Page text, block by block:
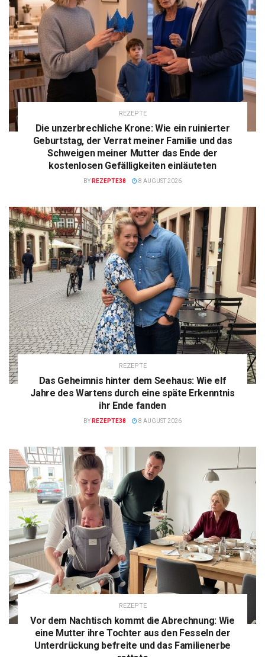
REZEPTE
Die unzerbrechliche Krone: Wie ein ruinierter
Geburtstag, der Verrat meiner Familie und das
Schweigen meiner Mutter das Ende der
kostenlosen Gefälligkeiten einläuteten
BY REZEPTE38 8 AUGUST 2026
REZEPTE
Das Geheimnis hinter dem Seehaus: Wie elf
Jahre des Wartens durch eine späte Erkenntnis
ihr Ende fanden
BY REZEPTE38 8 AUGUST 2026
REZEPTE
Vor dem Nachtisch kommt die Abrechnung: Wie
eine Mutter ihre Tochter aus den Fesseln der
Unterdrückung befreite und das Familienerbe